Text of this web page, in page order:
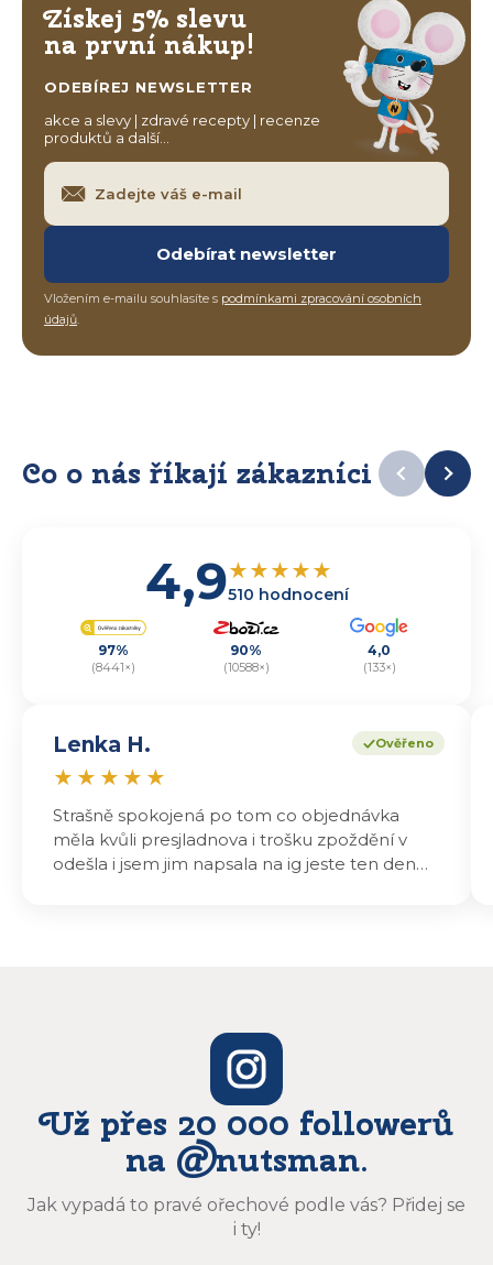
Získej 5% slevu
na první nákup!
ODEBÍREJ NEWSLETTER
akce a slevy | zdravé recepty | recenze
produktů a další…
Odebírat newsletter
Vložením e-mailu souhlasíte s podmínkami zpracování osobních
údajů.
Co o nás říkají zákazníci
4,9★★★★★
510 hodnocení
97%
(8441×)
90%
(10588×)
4,0
(133×)
Ověřeno
Lenka H.
★ ★ ★ ★ ★
Strašně spokojená po tom co objednávka
měla kvůli presjladnova i trošku zpoždění v
odešla i jsem jim napsala na ig jeste ten den
Už přes 20 000 followerů
na @nutsman.
Jak vypadá to pravé ořechové podle vás? Přidej se
i ty!